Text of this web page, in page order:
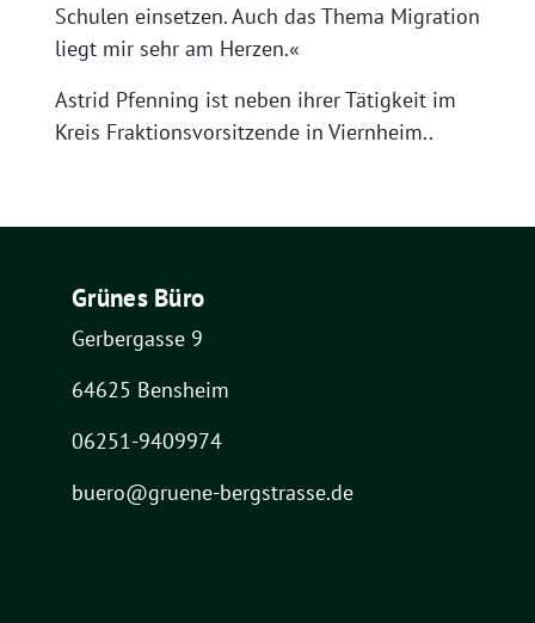
Schulen einsetzen. Auch das Thema Migration
liegt mir sehr am Herzen.«
Astrid Pfenning ist neben ihrer Tätigkeit im
Kreis Fraktionsvorsitzende in Viernheim..
Grünes Büro
Gerbergasse 9
64625 Bensheim
06251-9409974
buero@gruene-bergstrasse.de